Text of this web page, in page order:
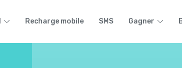
Recharge mobile SMS Gagner